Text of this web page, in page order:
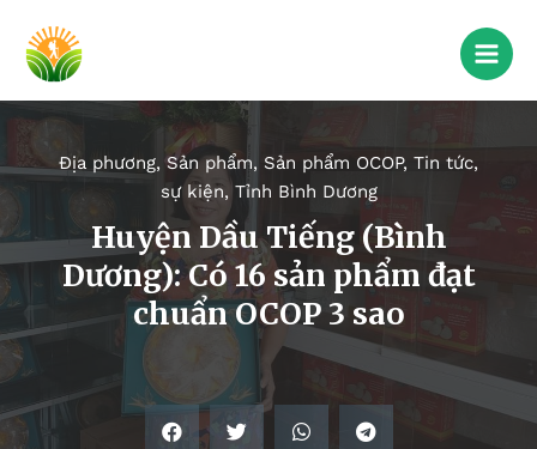
Địa phương,Sản phẩm, Sản phẩm OCOP, Tin tức,
sự kiện, Tỉnh Bình Dương
Huyện Dầu Tiếng (Bình
Dương): Có 16 sản phẩm đạt
chuẩn OCOP 3 sao